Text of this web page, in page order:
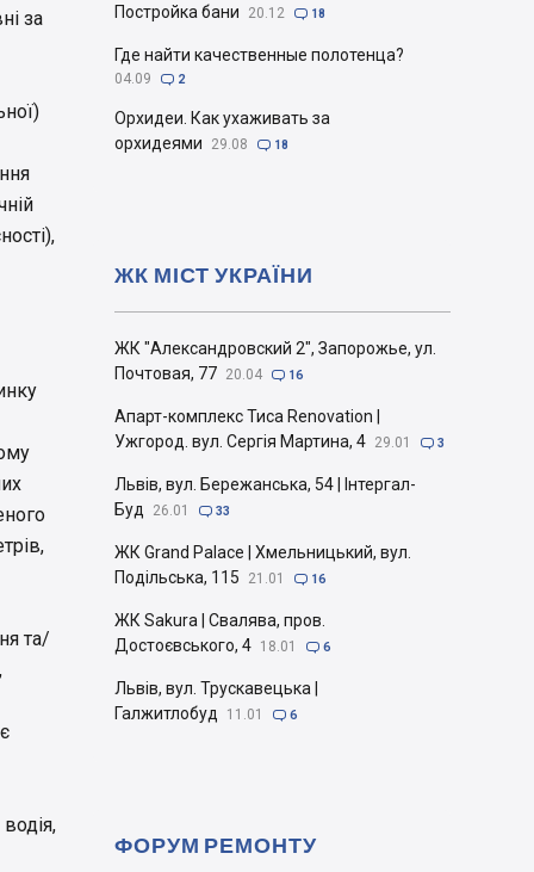
за
та/
Постройка бани 20.12  18
Где найти качественные полотенца?
04.09  2
Орхидеи. Как ухаживать за
орхидеями
29.08  18
ЖК "Александровский 2", Запорожье, ул.
Почтовая, 77 20.04  16
Апарт-комплекс Тиса Renovation |
Ужгород. вул. Сергія Мартина, 4 29.01  3
Львів, вул. Бережанська, 54 | Інтергал-
Буд
26.01  33
ЖК Grand Palace | Хмельницький, вул.
Подільська, 115
21.01  16
ЖК Sakura | Свалява, пров.
Достоєвського, 4 18.01  6
Львів, вул. Трускавецька |
Галжитлобуд
11.01  6
ЖК МІСТ УКРАЇНИ
ФОРУМ РЕМОНТУ